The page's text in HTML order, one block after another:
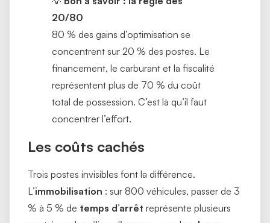
20/80
80 % des gains d’optimisation se
concentrent sur 20 % des postes. Le
financement, le carburant et la fiscalité
représentent plus de 70 % du coût
total de possession. C’est là qu’il faut
concentrer l’effort.
Les coûts cachés
Trois postes invisibles font la différence.
L’immobilisation : sur 800 véhicules, passer de 3
% à 5 % de temps d’arrêt représente plusieurs